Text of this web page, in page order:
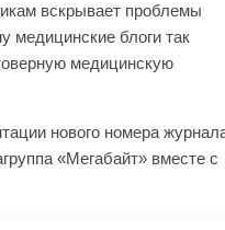
вскрывает проблемы
медицинские блоги так
медицинскую
нового номера
«Мегабайт» вместе с